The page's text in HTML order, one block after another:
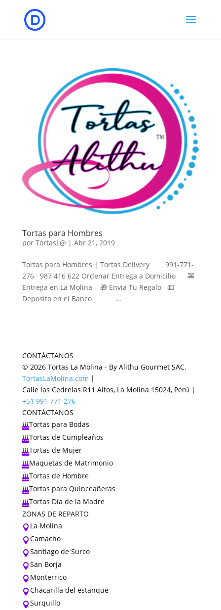
Tortas para Hombres
por TortasL@ | Abr 21, 2019
Tortas para Hombres | Tortas Delivery 991-771-
276 987 416 622 Ordenar Entrega a Domicilio 🚕
Entrega en La Molina 🎁 Envia Tu Regalo 💵
Deposito en el Banco ...
CONTÁCTANOS
© 2026 Tortas La Molina - By Alithu Gourmet SAC.
TortasLaMolina.com |
Calle las Cedrelas R11 Altos, La Molina 15024, Perú |
+51 991 771 276
CONTÁCTANOS
Tortas para Bodas
Tortas de Cumpleaños
Tortas de Mujer
Maquetas de Matrimonio
Tortas de Hombre
Tortas para Quinceañeras
Tortas Día de la Madre
ZONAS DE REPARTO
 La Molina
Camacho
Santiago de Surco
San Borja
 Monterrico
Chacarilla del estanque
Surquillo